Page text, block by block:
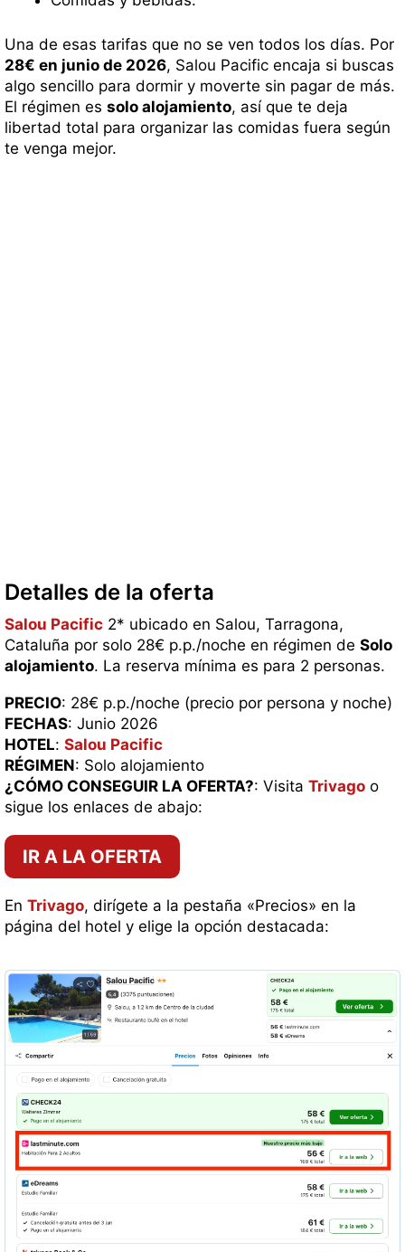
Una de esas tarifas que no se ven todos los días. Por
28€ en junio de 2026, Salou Pacific encaja si buscas
algo sencillo para dormir y moverte sin pagar de más.
El régimen es solo alojamiento, así que te deja
libertad total para organizar las comidas fuera según
te venga mejor.
Detalles de la oferta
Salou Pacific 2* ubicado en Salou, Tarragona,
Cataluña por solo 28€ p.p./noche en régimen de Solo
alojamiento. La reserva mínima es para 2 personas.
PRECIO: 28€ p.p./noche (precio por persona y noche)
FECHAS: Junio 2026
HOTEL: Salou Pacific
RÉGIMEN: Solo alojamiento
¿CÓMO CONSEGUIR LA OFERTA?: Visita Trivago o
sigue los enlaces de abajo:
IR A LA OFERTA
En Trivago, dirígete a la pestaña «Precios» en la
página del hotel y elige la opción destacada: